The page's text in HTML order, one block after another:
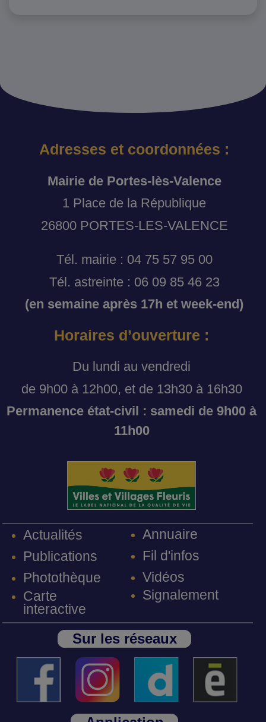
Adresses et coordonnées :
Mairie de Portes-lès-Valence
1 Place de la République
26800 PORTES-LES-VALENCE
Tél. mairie : 04 75 57 95 00
Tél. astreinte : 06 09 85 46 23
(en semaine après 17h et week-end)
Horaires d’ouverture :
Du lundi au vendredi
de 9h00 à 12h00, et de 13h30 à 16h30
Permanence état-civil : samedi de 9h00 à
11h00
Actualités
Publications
Photothèque
Carte
interactive
Annuaire
Fil d'infos
Vidéos
Signalement
Sur les réseaux